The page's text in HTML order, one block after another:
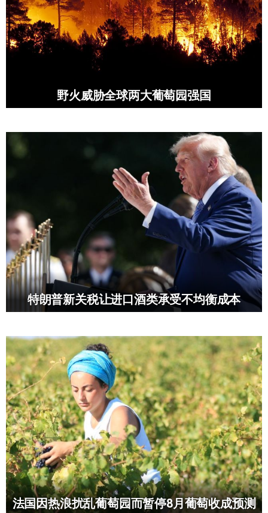
野火威胁全球两大葡萄园强国
特朗普新关税让进口酒类承受不均衡成本
法国因热浪扰乱葡萄园而暂停8月葡萄收成预测